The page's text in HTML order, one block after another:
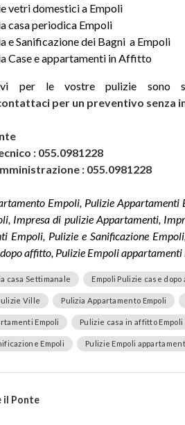
vetri domestici a Empoli
casa periodica Empoli
e Sanificazione dei Bagni a Empoli
Case e appartamenti in Affitto
per le vostre pulizie sono
per un preventivo senza
: 055.0981228
: 055.0981228
Empoli, Pulizie Appartamenti
Impresa di pulizie Appartamenti,
Empoli, Pulizie e Sanificazione
dopo affitto, Pulizie Empoli
casa Settimanale Empoli Pulizie case
Ville Pulizia Appartamento Empoli
Empoli Pulizie casa in affitto Empoli
Empoli Pulizie Empoli
il Ponte